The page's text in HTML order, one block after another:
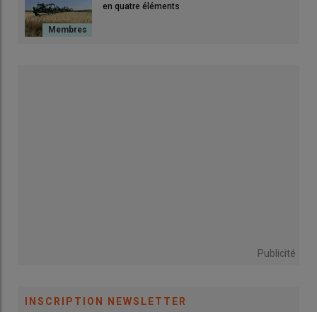
en quatre éléments
Publicité
INSCRIPTION NEWSLETTER